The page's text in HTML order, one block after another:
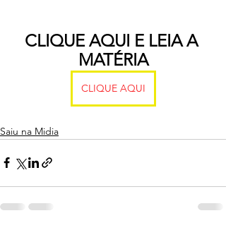
CLIQUE AQUI E LEIA A
MATÉRIA
CLIQUE AQUI
Saiu na Midia